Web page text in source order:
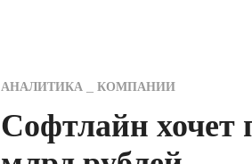
АНАЛИТИКА КОМПАНИИ
Софтлайн хочет